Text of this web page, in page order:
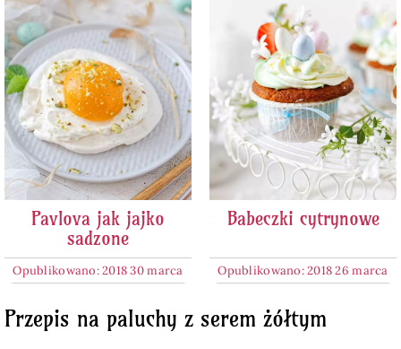
Pavlova jak jajko
sadzone
Opublikowano: 2018 30 marca
Babeczki cytrynowe
Opublikowano: 2018 26 marca
Przepis na paluchy z serem żółtym